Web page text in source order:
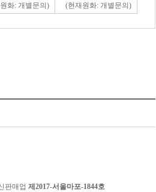
화: 개별문의) (현재원화: 개별문의)
판매업 제2017-서울마포-1844호